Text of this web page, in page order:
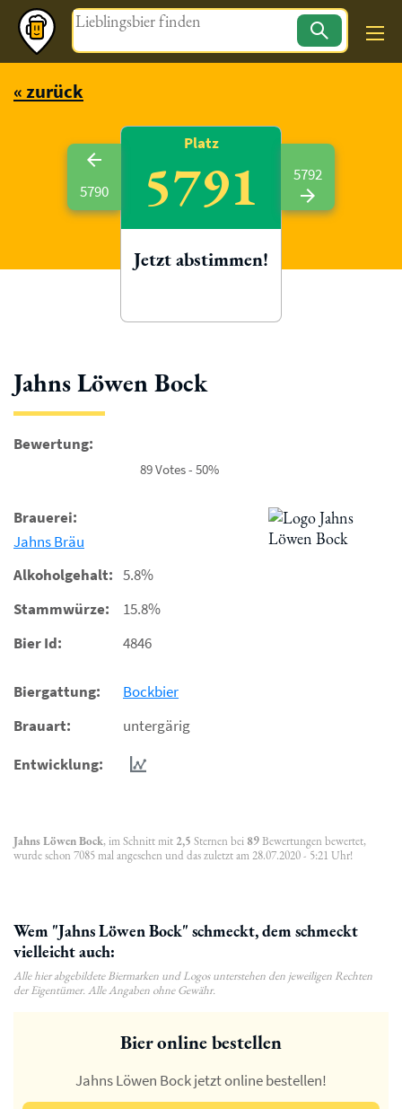
Magazin
« zurück
Jahns Löwen Bock
Bewertung:
89 Votes - 50%
Brauerei:
Jahns Bräu
Alkoholgehalt: 5.8%
Stammwürze:
15.8%
Bier Id:
4846
Biergattung:
Bockbier
Brauart:
untergärig
Entwicklung:
Jahns Löwen Bock, im Schnitt mit 2,5 Sternen bei 89Bewertungen bewertet,
wurde schon 7085 mal angesehen und das zuletzt am 28.07.2020 - 5:21 Uhr!
Wem "Jahns Löwen Bock" schmeckt, dem schmeckt
vielleicht auch:
Alle hier abgebildete Biermarken und Logos unterstehen den jeweiligen Rechten
der Eigentümer. Alle Angaben ohne Gewähr.
5790
Platz
5791
Jetzt abstimmen!
5792
Bier online bestellen
Jahns Löwen Bock jetzt online bestellen!